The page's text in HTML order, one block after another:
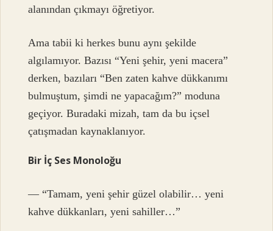
alanından çıkmayı öğretiyor.
Ama tabii ki herkes bunu aynı şekilde
algılamıyor. Bazısı “Yeni şehir, yeni macera”
derken, bazıları “Ben zaten kahve dükkanımı
bulmuştum, şimdi ne yapacağım?” moduna
geçiyor. Buradaki mizah, tam da bu içsel
çatışmadan kaynaklanıyor.
Bir İç Ses Monoloğu
— “Tamam, yeni şehir güzel olabilir… yeni
kahve dükkanları, yeni sahiller…”